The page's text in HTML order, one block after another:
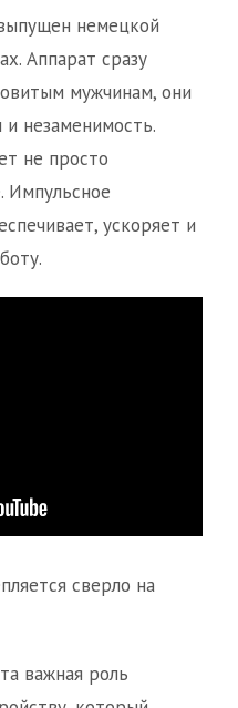
немецкой
Аппарат сразу
мужчинам, они
и незаменимость.
не просто
Импульсное
ускоряет и
сверло на
важная роль